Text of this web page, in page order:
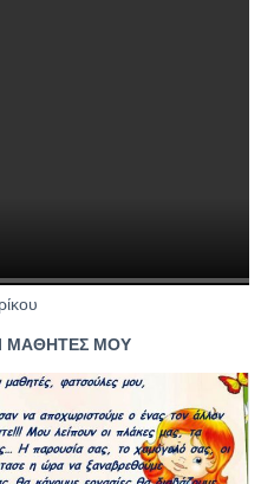
ΜΑΘΗΤΕΣ ΜΟΥ